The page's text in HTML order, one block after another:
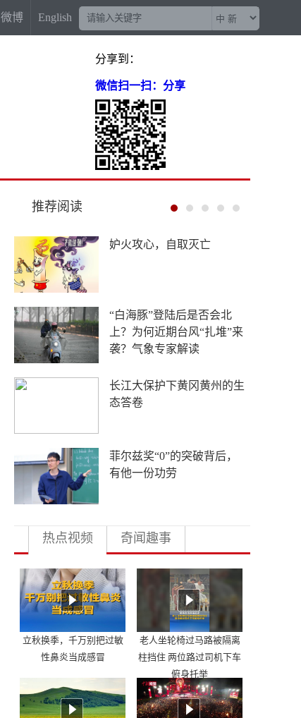
微博 English
分享到：
微信扫一扫：分享
推荐阅读
“梅姨案”被拐儿童父亲申军
China Travel又换“三件套”：
外国游客从观众变玩家
4年要让无人机增产80倍，
日本为何急不可耐？
多地向县放权 激活发展一
池春水
热点视频 奇闻趣事
立秋换季，千万别把过敏
性鼻炎当成感冒
老人坐轮椅过马路被隔离
柱挡住 两位路过司机下车
俯身托举